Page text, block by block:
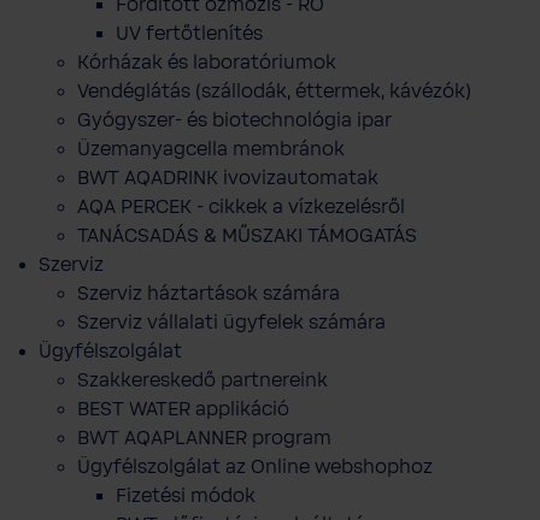
Fordított ozmózis - RO
UV fertőtlenítés
Kórházak és laboratóriumok
Vendéglátás (szállodák, éttermek, kávézók)
Gyógyszer- és biotechnológia ipar
Üzemanyagcella membránok
BWT AQADRINK ivovizautomatak
AQA PERCEK - cikkek a vízkezelésről
TANÁCSADÁS & MŰSZAKI TÁMOGATÁS
Szerviz
Szerviz háztartások számára
Szerviz vállalati ügyfelek számára
Ügyfélszolgálat
Szakkereskedő partnereink
BEST WATER applikáció
BWT AQAPLANNER program
Ügyfélszolgálat az Online webshophoz
Fizetési módok